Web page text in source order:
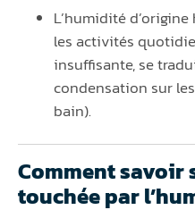
L’humidité
les activités
insuffisante, se
condensation sur
bain).
Comment savoir
touchée par